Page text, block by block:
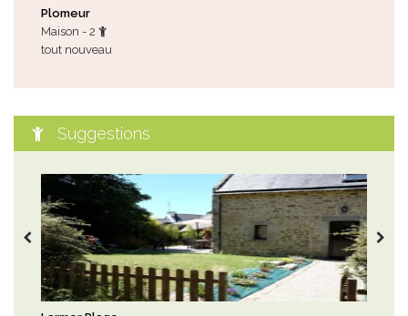
Plomeur
Maison - 2
tout nouveau
Suggestions